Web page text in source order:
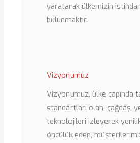
yaratarak ülkemizin
bulunmaktır.
Vizyonumuz
Vizyonumuz, ülke çapında
standartları olan, çağdaş,
teknolojileri izleyerek
öncülük eden,